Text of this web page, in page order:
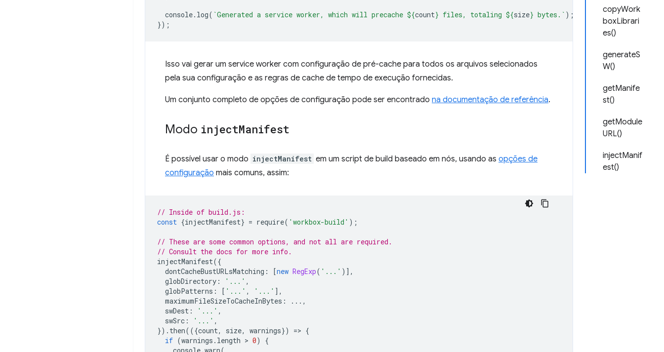
copyWork
boxLibrari
es()
generateS
W()
getManife
st()
getModule
URL()
injectManif
est()
console. log( `Generated a service worker, which will precache ${count} files, totaling ${size} bytes.` );
});
Isso vai gerar um service worker com configuração de pré-cache para todos os arquivos selecionados
pela sua configuração e as regras de cache de tempo de execução fornecidas.
Um conjunto completo de opções de configuração pode ser encontrado na documentação de referência.
Modo injectManifest
É possível usar o modo injectManifest em um script de build baseado em nós, usando as opções de
configuração mais comuns, assim:
// Inside of build.js:
const {injectManifest} = require( 'workbox-build' );
// These are some common options, and not all are required.
// Consult the docs for more info.
injectManifest({
dontCacheBustURLsMatching : [new RegExp( '...' )],
globDirectory : '...' ,
globPatterns : [ '...' , '...' ],
maximumFileSizeToCacheInBytes :
...,
swDest : '...' ,
swSrc : '...' ,
}). then(({count, size, warnings}) => {
if (warnings . length > 0)
{